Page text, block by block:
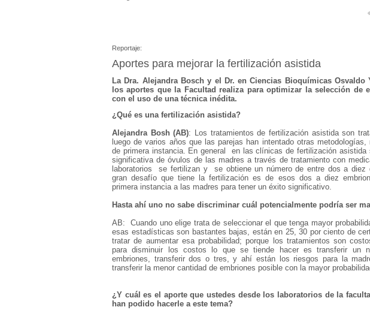
Reportaje:
Aportes para mejorar la fertilización asistida
La Dra. Alejandra Bosch y el Dr. en Ciencias Bioquímicas Osvaldo
los aportes que la Facultad realiza para optimizar la selección de
con el uso de una técnica inédita.
¿Qué es una fertilización asistida?
Alejandra Bosh (AB): Los tratamientos de fertilización asistida son
luego de varios años que las parejas han intentado otras
de primera instancia. En general en las clínicas de fertilización asistida
significativa de óvulos de las madres a través de tratamiento con
laboratorios se fertilizan y se obtiene un número de entre dos a diez
gran desafío que tiene la fertilización es de esos dos a diez
primera instancia a las madres para tener un éxito significativo.
Hasta ahí uno no sabe discriminar cuál potencialmente podría ser
AB: Cuando uno elige trata de seleccionar el que tenga mayor
esas estadísticas son bastantes bajas, están en 25, 30 por ciento de
tratar de aumentar esa probabilidad; porque los tratamientos son
para disminuir los costos lo que se tiende hacer es transferir un
embriones, transferir dos o tres, y ahí están los riesgos para la
transferir la menor cantidad de embriones posible con la mayor
¿Y cuál es el aporte que ustedes desde los laboratorios de la
han podido hacerle a este tema?